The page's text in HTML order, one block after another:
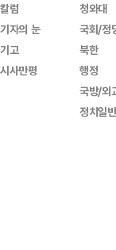
칼럼
기자의 눈
기고
시사만평
청와대
국회/정
북한
행정
국방/외
정치일반